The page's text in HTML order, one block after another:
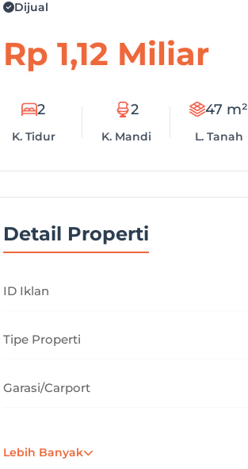
Dijual
Rp 1,12 Miliar
2
K. Tidur
2
K. Mandi
47 m²
L. Tanah
Detail Properti
ID Iklan
Tipe Properti
Garasi/Carport
Lebih Banyak